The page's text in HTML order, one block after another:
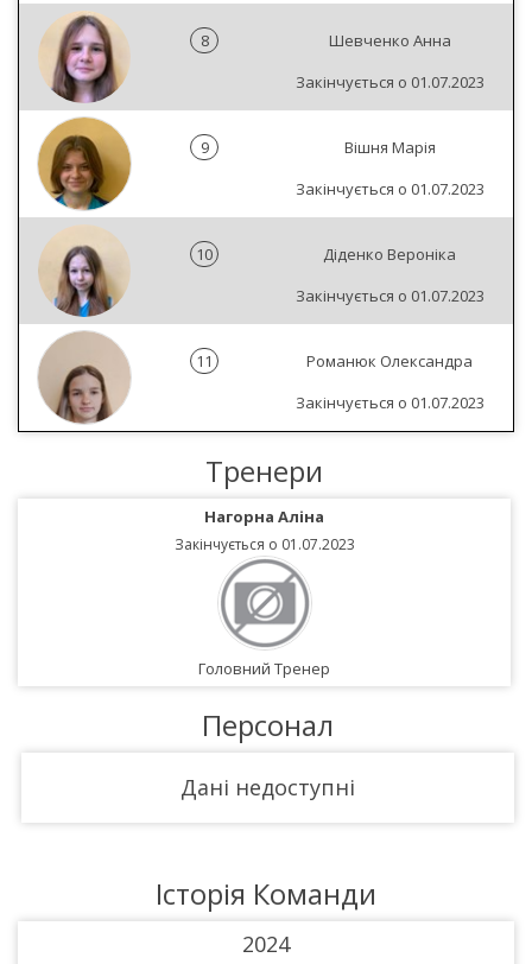
8
Шевченко Анна
Закінчується о 01.07.2023
9
Вішня Марія
Закінчується о 01.07.2023
10
Діденко Вероніка
Закінчується о 01.07.2023
11
Романюк Олександра
Закінчується о 01.07.2023
Тренери
Нагорна Аліна
Закінчується о 01.07.2023
Головний Тренер
Персонал
Дані недоступні
Історія Команди
2024